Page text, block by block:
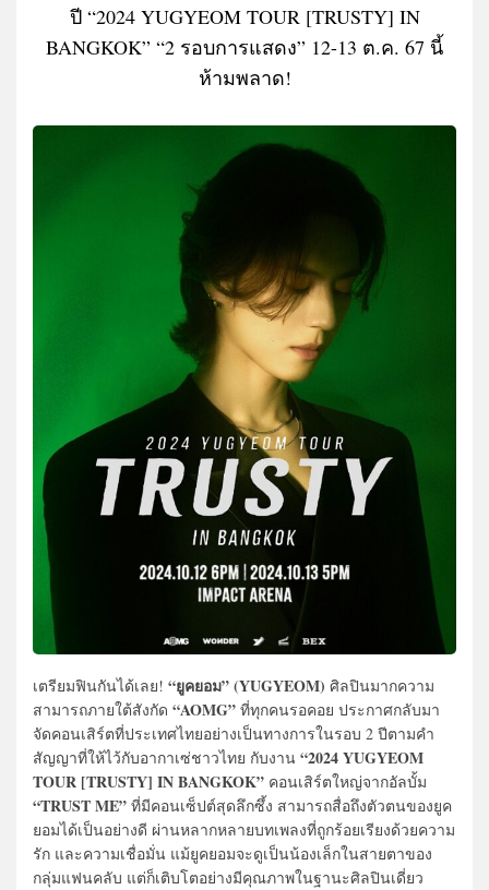
ปี “2024 YUGYEOM TOUR [TRUSTY] IN
BANGKOK” “2 รอบการแสดง” 12-13 ต.ค. 67 นี้
ห้ามพลาด!
เตรียมฟินกันได้เลย! “ยูคยอม” (YUGYEOM) ศิลปินมากความ
สามารถภายใต้สังกัด “AOMG” ที่ทุกคนรอคอย ประกาศกลับมา
จัดคอนเสิร์ตที่ประเทศไทยอย่างเป็นทางการในรอบ 2 ปีตามคำ
สัญญาที่ให้ไว้กับอากาเซ่ชาวไทย กับงาน “2024 YUGYEOM
TOUR [TRUSTY] IN BANGKOK” คอนเสิร์ตใหญ่จากอัลบั้ม
“TRUST ME” ที่มีคอนเซ็ปต์สุดลึกซึ้ง สามารถสื่อถึงตัวตนของยูค
ยอมได้เป็นอย่างดี ผ่านหลากหลายบทเพลงที่ถูกร้อยเรียงด้วยความ
รัก และความเชื่อมั่น แม้ยูคยอมจะดูเป็นน้องเล็กในสายตาของ
กลุ่มแฟนคลับ แต่ก็เติบโตอย่างมีคุณภาพในฐานะศิลปินเดี่ยว